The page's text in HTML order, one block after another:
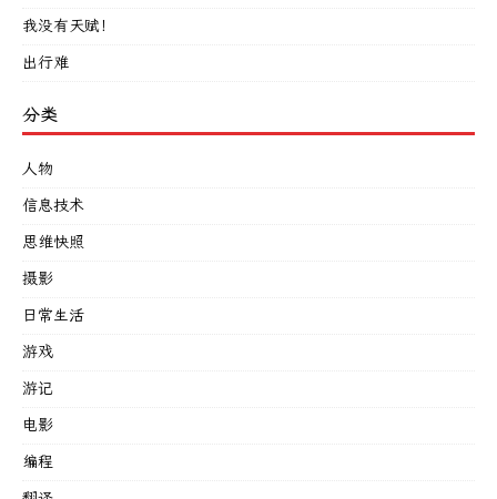
我没有天赋！
出行难
分类
人物
信息技术
思维快照
摄影
日常生活
游戏
游记
电影
编程